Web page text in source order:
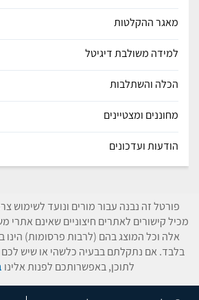
מאגר ההקלטות
למידה משולבת דיגיטל
הכלה והשתלבות
מחוננים ומצטיינים
הודעות ועדכונים
פורטל זה נבנה עבור מורים ונועד לשימוש
מכיל קישורים לאתרים חיצוניים שאינם אתרי
אלה וכל המוצג בהם (לרבות פרסומות) הינו
בלבד. אם נתקלתם בבעיה כלשהי או שיש לכם
לתוכן, באפשרותכם לפנות אלינו